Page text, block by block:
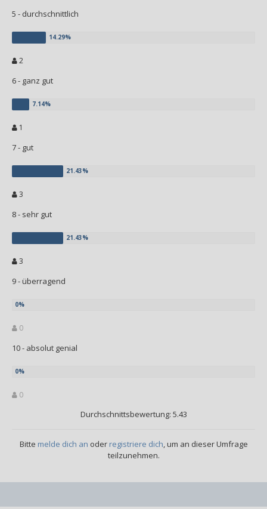
5 - durchschnittlich
2
6 - ganz gut
1
7 - gut
3
8 - sehr gut
3
9 - überragend
0
10 - absolut genial
0
Durchschnittsbewertung: 5.43
Bitte melde dich an oder registriere dich, um an dieser Umfrage
teilzunehmen.